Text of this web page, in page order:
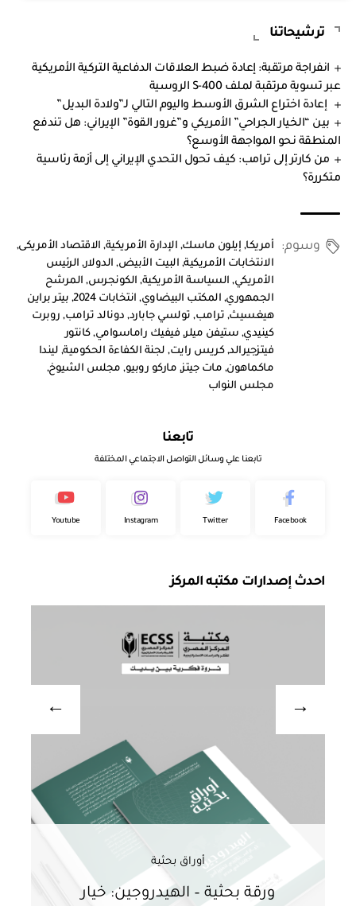
ترشيحاتنا
انفراجة مرتقبة: إعادة ضبط العلاقات الدفاعية التركية الأمريكية
عبر تسوية مرتقبة لملف S-400 الروسية
إعادة اختراع الشرق الأوسط واليوم التالي لـ”ولادة البديل”
بين “الخيار الجراحي” الأمريكي و”غرور القوة” الإيراني: هل تندفع
المنطقة نحو المواجهة الأوسع؟
من كارتر إلى ترامب: كيف تحول التحدي الإيراني إلى أزمة رئاسية
متكررة؟
وسوم: أمريكا,إيلون ماسك,الإدارة الأمريكية,الاقتصاد الأمريكى,
الانتخابات الأمريكية,البيت الأبيض,الدولار,الرئيس
الأمريكي,السياسة الأمريكية,الكونجرس,المرشح
الجمهوري,المكتب البيضاوي,انتخابات 2024 ,بيتر براين
هيغسيث,ترامب,تولسي جابارد,دونالد ترامب,روبرت
كينيدي,ستيفن ميلر,فيفيك راماسوامي,كانتور
فيتزجيرالد,كريس رايت,لجنة الكفاءة الحكومية,ليندا
ماكماهون,مات جيتز,ماركو روبيو,مجلس الشيوخ,
مجلس النواب
تابعنا
تابعنا علي وسائل التواصل الاجتماعي المختلفة
Facebook
Twitter
Instagram
Youtube
احدث إصدارات مكتبه المركز
أوراق بحثية
ورقة بحثية – الهيدروجين: خيار